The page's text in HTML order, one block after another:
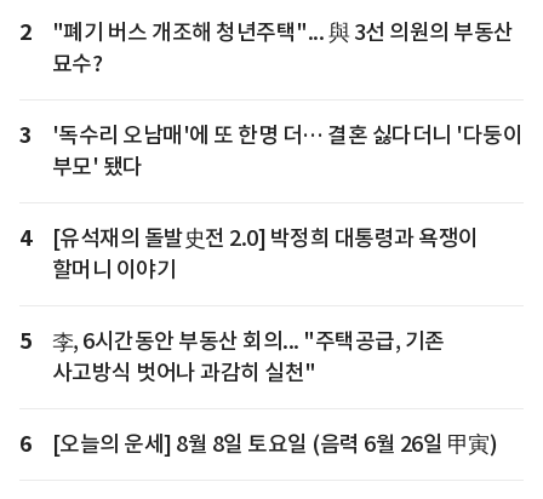
2
"폐기 버스 개조해 청년주택"... 與 3선 의원의 부동산
묘수?
3
'독수리 오남매'에 또 한명 더… 결혼 싫다더니 '다둥이
부모' 됐다
4
[유석재의 돌발史전 2.0] 박정희 대통령과 욕쟁이
할머니 이야기
5
李, 6시간동안 부동산 회의... "주택공급, 기존
사고방식 벗어나 과감히 실천"
6 [오늘의 운세] 8월 8일 토요일 (음력 6월 26일 甲寅)